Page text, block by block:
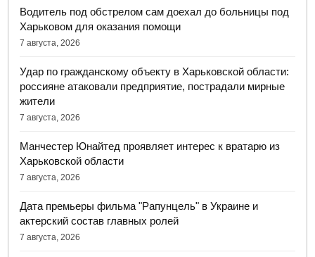
Водитель под обстрелом сам доехал до больницы под
Харьковом для оказания помощи
7 августа, 2026
Удар по гражданскому объекту в Харьковской области:
россияне атаковали предприятие, пострадали мирные
жители
7 августа, 2026
Манчестер Юнайтед проявляет интерес к вратарю из
Харьковской области
7 августа, 2026
Дата премьеры фильма "Рапунцель" в Украине и
актерский состав главных ролей
7 августа, 2026